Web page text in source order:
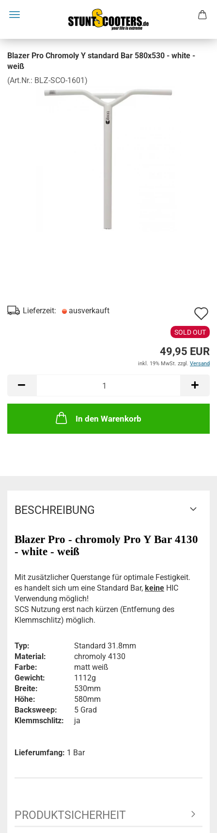
Blazer Pro Chromoly Y standard Bar 580x530 - white -
weiß
(Art.Nr.: BLZ-SCO-1601)
Lieferzeit: ausverkauft
SOLD OUT
49,95 EUR
inkl. 19% MwSt. zzgl. Versand
In den Warenkorb
BESCHREIBUNG
Blazer Pro - chromoly Pro Y Bar 4130
- white - weiß
Mit zusätzlicher Querstange für optimale Festigkeit.
es handelt sich um eine Standard Bar, keine HIC
Verwendung möglich!
SCS Nutzung erst nach kürzen (Entfernung des
Klemmschlitz) möglich.
Typ:
Material:
Farbe:
Gewicht:
Breite:
Höhe:
Backsweep:
Klemmschlitz:
Standard 31.8mm
chromoly 4130
matt weiß
1112g
530mm
580mm
5 Grad
ja
Lieferumfang: 1 Bar
PRODUKTSICHERHEIT